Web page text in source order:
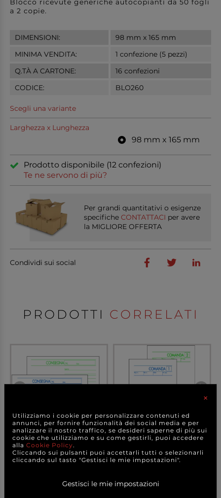
Blocco ricevute generiche autocopianti da 50 fogli
a 2 copie.
DIMENSIONI:
98 mm x 165 mm
MINIMA VENDITA:
1 confezione (5 pezzi)
Q.TÀ A CARTONE:
16 confezioni
CODICE:
BLO260
Scegli una variante
Larghezza x Lunghezza
98 mm x 165 mm
Prodotto disponibile (12 confezioni)
Te ne servono di più?
Per grandi quantitativi o esigenze
specifiche CONTATTACI per avere
la MIGLIORE OFFERTA
Condividi sui social
PRODOTTI CORRELATI
Blocco da 50 buoni
consegna 2 copie auto...
Blocco da 25 comande 2
copie autoricalca...
×
Utilizziamo i cookie per personalizzare contenuti ed
annunci, per fornire funzionalità dei social media e per
analizzare il nostro traffico, se desideri saperne di più sui
cookie che utilizziamo e su come gestirli, puoi accedere
alla Cookie Policy.
Cliccando sui pulsanti puoi accettarli tutti o selezionarli
cliccando sul tasto "Gestisci le mie impostazioni".
Gestisci le mie impostazioni